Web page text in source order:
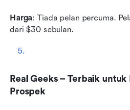
Harga: Tiada pelan percuma.
dari $30 sebulan.
Real Geeks – Terbaik untuk
Prospek